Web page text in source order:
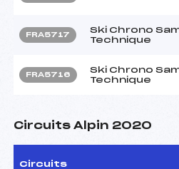
FRA5717
Ski Chrono
Technique
FRA5716
Ski Chrono
Technique
Circuits Alpin 2020
Circuits